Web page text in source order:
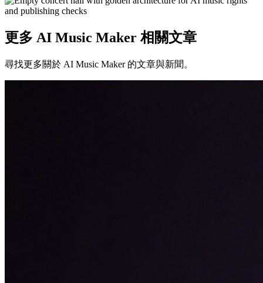
更多 AI Music Maker 相關文章
尋找更多關於 AI Music Maker 的文章與新聞。